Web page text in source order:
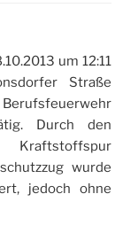
um 12:11
Straße
Durch den
wurde
jedoch ohne